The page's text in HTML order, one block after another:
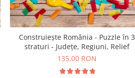
Construiește România - Puzzle în 3
straturi - Județe, Regiuni, Relief
135,00 RON